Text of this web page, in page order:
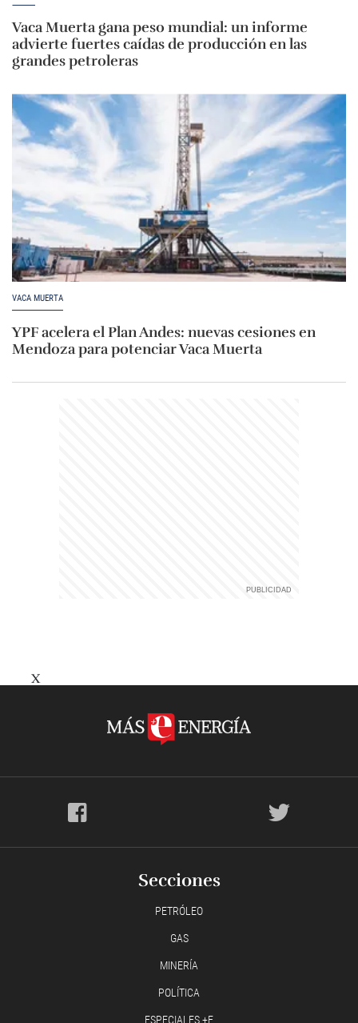
Vaca Muerta gana peso mundial: un informe
advierte fuertes caídas de producción en las
grandes petroleras
VACA MUERTA
YPF acelera el Plan Andes: nuevas cesiones en
Mendoza para potenciar Vaca Muerta
X
Secciones
PETRÓLEO
GAS
MINERÍA
POLÍTICA
ESPECIALES +E